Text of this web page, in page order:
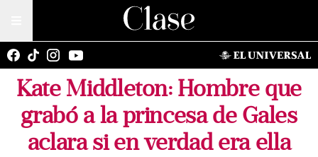
Kate Middleton: Hombre que
grabó a la princesa de Gales
aclara si en verdad era ella